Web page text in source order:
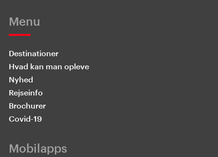
Menu
Destinationer
Hvad kan man opleve
Nyhed
Rejseinfo
Brochurer
Covid-19
Mobilapps